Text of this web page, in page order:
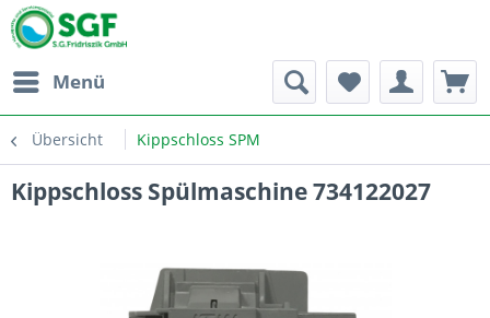
Menü
Übersicht Kippschloss SPM
Kippschloss Spülmaschine 734122027